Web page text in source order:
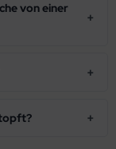
von einer